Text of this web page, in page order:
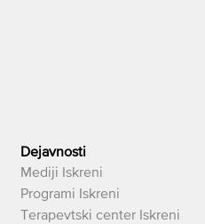
Dejavnosti
Mediji Iskreni
Programi Iskreni
Terapevtski center Iskreni